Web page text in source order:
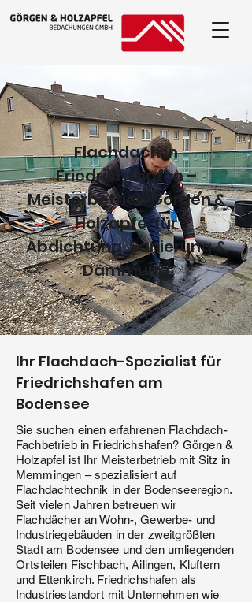
Flachdach in
Friedrichshafen –
Meisterbetrieb Görgen &
Holzapfel für
Abdichtung, Sanierung &
Dämmung
Ihr Flachdach-Spezialist für
Friedrichshafen am
Bodensee
Sie suchen einen erfahrenen Flachdach-
Fachbetrieb in Friedrichshafen? Görgen &
Holzapfel ist Ihr Meisterbetrieb mit Sitz in
Memmingen – spezialisiert auf
Flachdachtechnik in der Bodenseeregion.
Seit vielen Jahren betreuen wir
Flachdächer an Wohn-, Gewerbe- und
Industriegebäuden in der zweitgrößten
Stadt am Bodensee und den umliegenden
Ortsteilen Fischbach, Ailingen, Kluftern
und Ettenkirch. Friedrichshafen als
Industriestandort mit Unternehmen wie